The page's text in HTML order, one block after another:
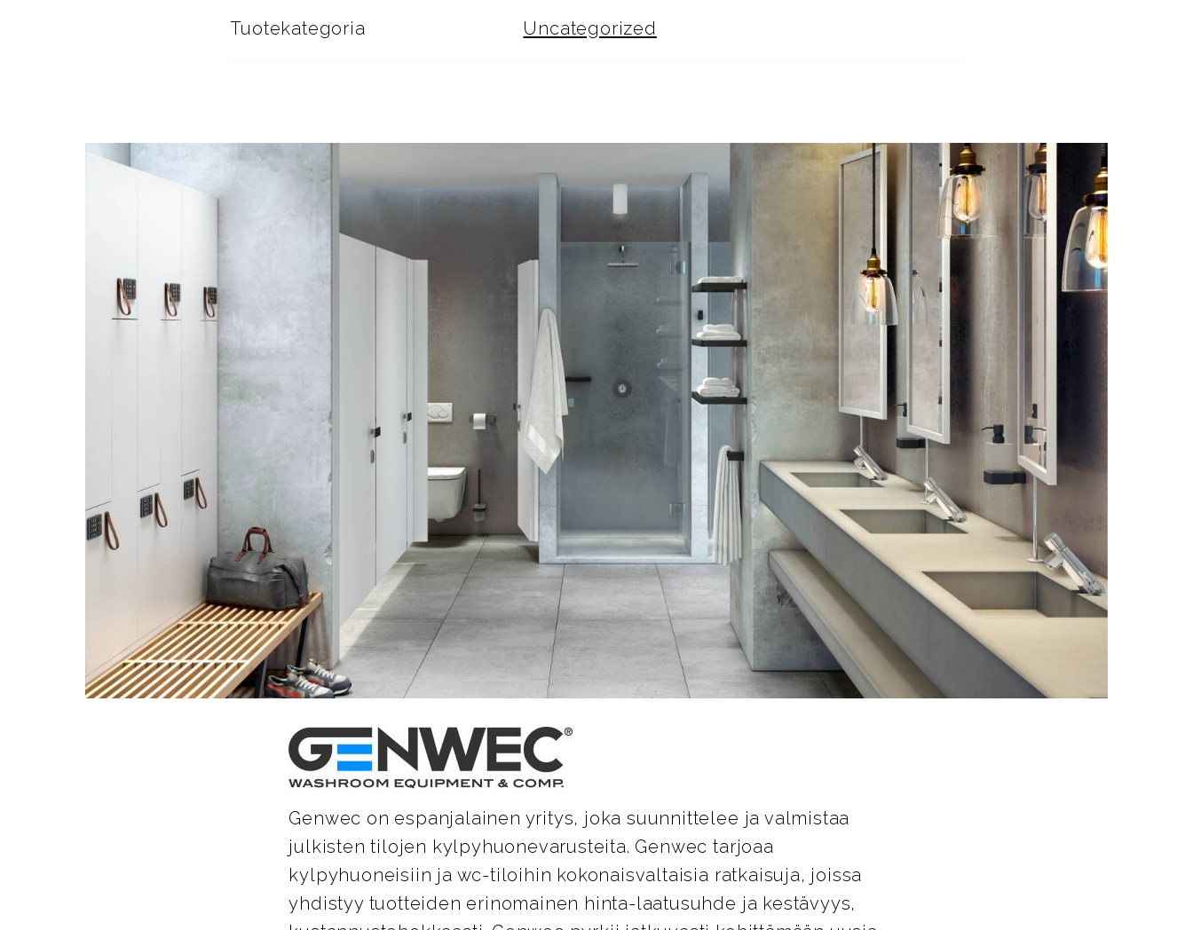
Tuotekategoria Uncategorized
Genwec on espanjalainen yritys, joka suunnittelee ja valmistaa
julkisten tilojen kylpyhuonevarusteita. Genwec tarjoaa
kylpyhuoneisiin ja wc-tiloihin kokonaisvaltaisia ratkaisuja, joissa
yhdistyy tuotteiden erinomainen hinta-laatusuhde ja kestävyys,